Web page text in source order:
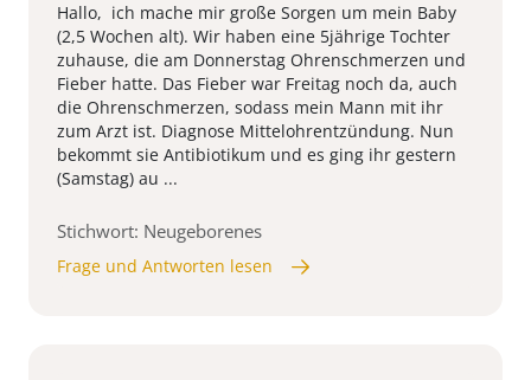
Hallo, ich mache mir große Sorgen um mein Baby
(2,5 Wochen alt). Wir haben eine 5jährige Tochter
zuhause, die am Donnerstag Ohrenschmerzen und
Fieber hatte. Das Fieber war Freitag noch da, auch
die Ohrenschmerzen, sodass mein Mann mit ihr
zum Arzt ist. Diagnose Mittelohrentzündung. Nun
bekommt sie Antibiotikum und es ging ihr gestern
(Samstag) au ...
Stichwort: Neugeborenes
Frage und Antworten lesen